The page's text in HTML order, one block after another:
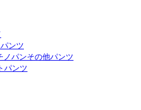
ンツ
ノパンその他パンツ
パンツ